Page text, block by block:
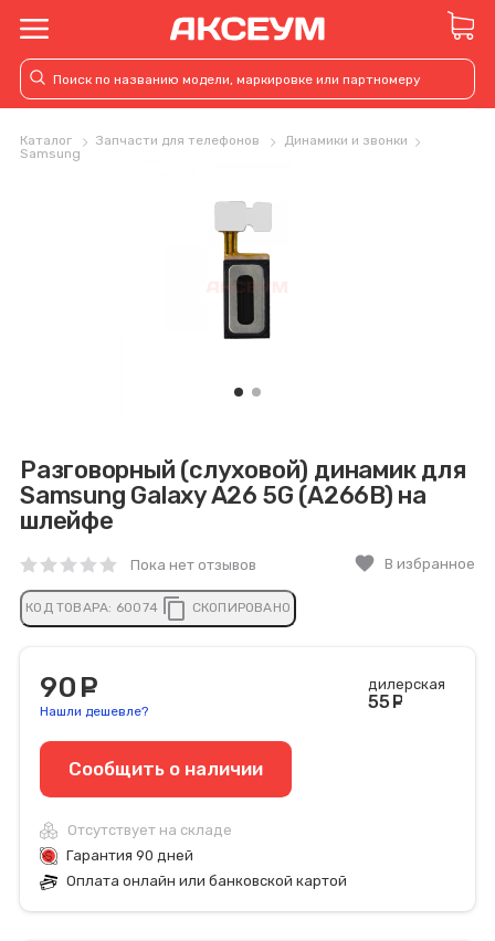
Каталог Запчасти для телефонов
Динамики и звонки
Samsung
Разговорный (слуховой) динамик для
Samsung Galaxy A26 5G (A266B) на
шлейфе
Пока нет отзывов favorite В избранное
КОД ТОВАРА: 60074 content_copy СКОПИРОВАНО
90
Нашли дешевле?
дилерская
55
Сообщить o наличии
Отсутствует на складе
Гарантия 90 дней
Оплата онлайн или банковской картой